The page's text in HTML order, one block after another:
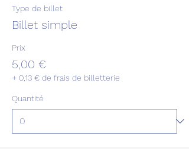
Type de billet
Billet simple
Prix
5,00 €
+ 0,13 € de frais de billetterie
Quantité